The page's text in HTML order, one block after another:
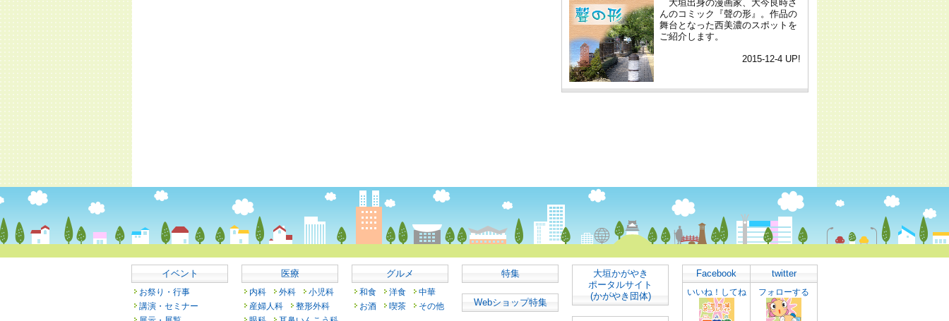
イベント
お祭り・行事
講演・セミナー
医療
内科 外科
小児科
産婦人科
整形外科
グルメ
和食 洋食
中華
お酒
喫茶 その他
特集
Webショップ特集
大垣かがやき
ポータルサイト
(かがやき団体)
Facebook
いいね！してね
twitter
フォローする